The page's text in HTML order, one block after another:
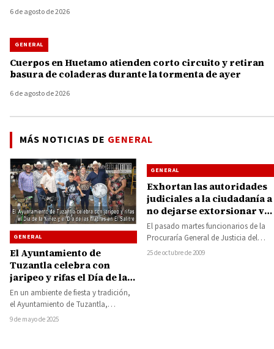
6 de agosto de 2026
GENERAL
Cuerpos en Huetamo atienden corto circuito y retiran
basura de coladeras durante la tormenta de ayer
6 de agosto de 2026
MÁS NOTICIAS DE GENERAL
GENERAL
El Ayuntamiento de
Tuzantla celebra con
jaripeo y rifas el Día de la
Niñez y el Día de las
Madres en El Salitre
En un ambiente de fiesta y tradición,
el Ayuntamiento de Tuzantla,
encabezado por el presidente
9 de mayo de 2025
GENERAL
Exhortan las autoridades
judiciales a la ciudadanía a
no dejarse extorsionar vía
teléfonos celulares
El pasado martes funcionarios de la
Procuraría General de Justicia del
Estado, impartieron en la Casa de
25 de octubre de 2009